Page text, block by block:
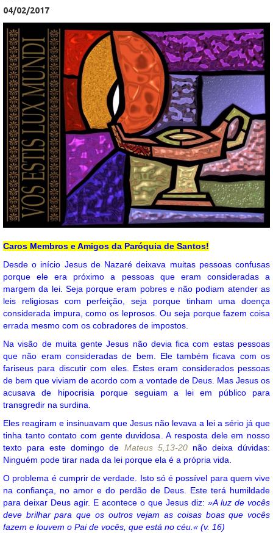
04/02/2017
Caros Membros e Amigos da Paróquia de Santos!
Desde o início Jesus de Nazaré deixava muitas pessoas confusas
porque ele era próximo a pessoas que eram consideradas a
margem da lei. Seja porque eram pobres e não podiam atender as
leis religiosas com perfeição, seja porque tinham uma doença
considerada impura, como os leprosos. Ou seja porque fazem coisa
errada mesmo com os cobradores de impostos.
Na visão de muita gente Jesus não devia fica com estas pessoas
que não eram consideradas de bem. Ele também ficava com os
fariseus para discutir com eles. Estes eram considerados pessoas
de bem que viviam de acordo com a vontade de Deus. Mas Jesus os
acusava de hipocrisia porque seguiam a lei em público para
transgredir na surdina.
Eles reagiram e insinuavam que Jesus não levava a lei a sério já que
tinha tanto contato com gente duvidosa. A resposta dele em nosso
texto para este domingo de Mateus 5,13-20não deixa dúvidas:
Ninguém pode tirar nada da lei porque ela é a própria vida.
O problema é cumprir de verdade. Isto só é possível para quem vive
na confiança, no amor e do perdão de Deus. Este terá humildade
para deixar Deus agir. E acontece o que Jesus diz: »A luz de vocês
deve brilhar para que os outros vejam as coisas boas que vocês
fazem e louvem o Pai de vocês, que está no céu.« (v. 16)